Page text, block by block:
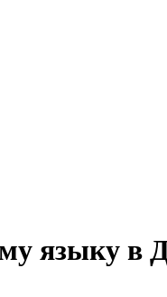
языку в